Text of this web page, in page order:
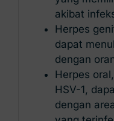
akibat
Herpes
dapat
dengan
Herpes
HSV-1,
dengan